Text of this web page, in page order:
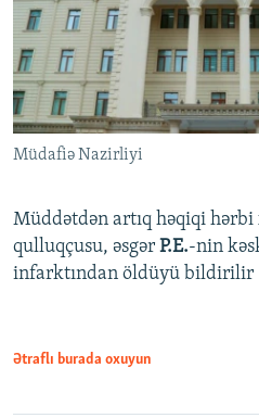
Müdafiə Nazirliyi
Müddətdən artıq həqiqi
qulluqçusu, əsgər P.E.-nin
infarktından öldüyü bildirilir
Ətraflı burada oxuyun